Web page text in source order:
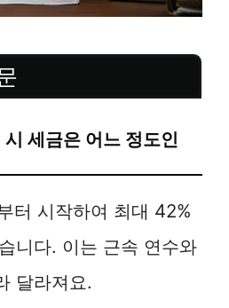
세금은 어느 정도인
터 시작하여 최대 42%
니다. 이는 근속 연수와
달라져요.